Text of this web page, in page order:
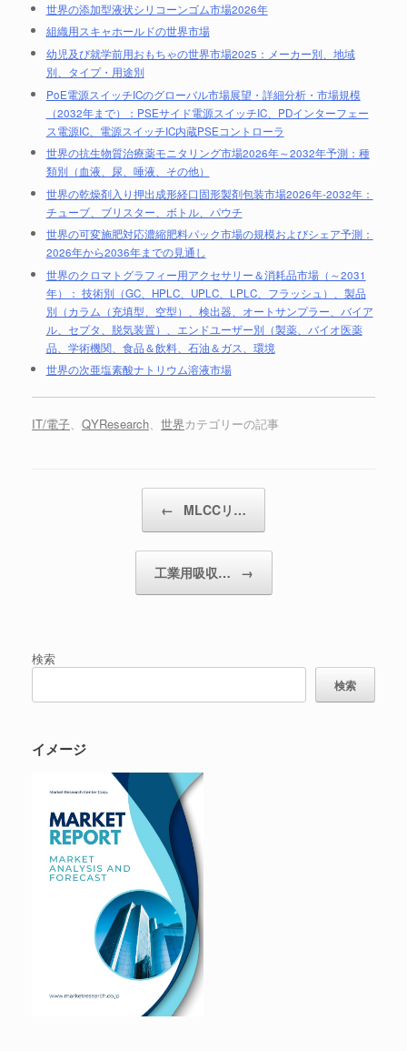
世界の添加型液状シリコーンゴム市場2026年
組織用スキャホールドの世界市場
幼児及び就学前用おもちゃの世界市場2025：メーカー別、地域
別、タイプ・用途別
PoE電源スイッチICのグローバル市場展望・詳細分析・市場規模
（2032年まで）：PSEサイド電源スイッチIC、PDインターフェー
ス電源IC、電源スイッチIC内蔵PSEコントローラ
世界の抗生物質治療薬モニタリング市場2026年～2032年予測：種
類別（血液、尿、唾液、その他）
世界の乾燥剤入り押出成形経口固形製剤包装市場2026年-2032年：
チューブ、ブリスター、ボトル、パウチ
世界の可変施肥対応濃縮肥料パック市場の規模およびシェア予測：
2026年から2036年までの見通し
世界のクロマトグラフィー用アクセサリー＆消耗品市場（～2031
年）： 技術別（GC、HPLC、UPLC、LPLC、フラッシュ）、製品
別（カラム（充填型、空型）、検出器、オートサンプラー、バイア
ル、セプタ、脱気装置）、エンドユーザー別（製薬、バイオ医薬
品、学術機関、食品＆飲料、石油＆ガス、環境
世界の次亜塩素酸ナトリウム溶液市場
IT/電子、 QYResearch、 世界カテゴリーの記事
← MLCCリ…
工業用吸収… →
検索
検索
イメージ